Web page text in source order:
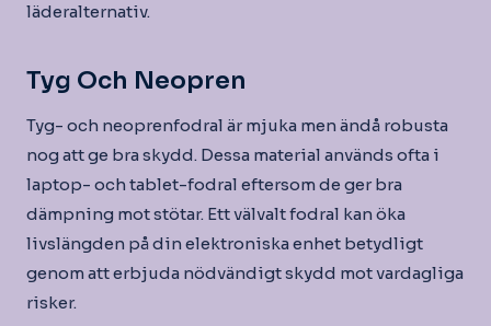
läderalternativ.
Tyg Och Neopren
Tyg- och neoprenfodral är mjuka men ändå robusta
nog att ge bra skydd. Dessa material används ofta i
laptop- och tablet-fodral eftersom de ger bra
dämpning mot stötar. Ett välvalt fodral kan öka
livslängden på din elektroniska enhet betydligt
genom att erbjuda nödvändigt skydd mot vardagliga
risker.